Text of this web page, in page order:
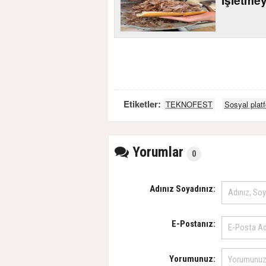
Etiketler: TEKNOFEST Sosyal
Yorumlar 0
Adınız Soyadınız:
E-Postanız:
Yorumunuz: